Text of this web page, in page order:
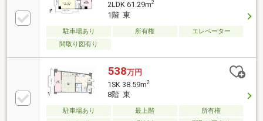
2LDK 61.29m2
1階 東
駐車場あり 所有権
エレベーター
間取り図有り
538万円
1SK 38.59m2
8階 東
駐車場あり 最上階
所有権